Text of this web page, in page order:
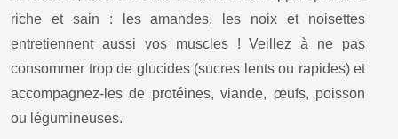
riche et sain : les amandes, les noix et noisettes
entretiennent aussi vos muscles ! Veillez à ne pas
consommer trop de glucides (sucres lents ou rapides) et
accompagnez-les de protéines, viande, œufs, poisson
ou légumineuses.